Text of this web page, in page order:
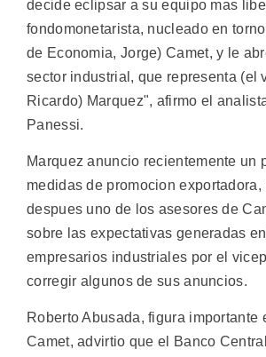
decide eclipsar a su equipo mas
fondomonetarista, nucleado en
de Economia, Jorge) Camet, y le
sector industrial, que representa (el
Ricardo) Marquez", afirmo el
Panessi.
Marquez anuncio recientemente un
medidas de promocion exportadora,
despues uno de los asesores de
sobre las expectativas generadas
empresarios industriales por el
corregir algunos de sus anuncios.
Roberto Abusada, figura importante
Camet, advirtio que el Banco